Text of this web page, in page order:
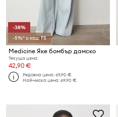
-38%
-5%* с код: FS
Medicine Яке бомбър дамско
Текуща цена:
42,90 €
Редовна цена:69,90 €
Най-ниска цена:69,90 €